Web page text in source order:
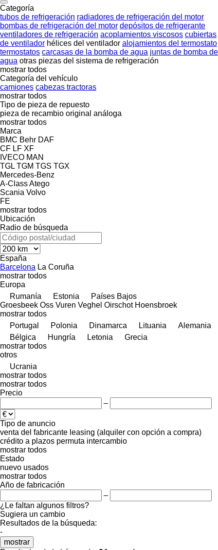
Categoría
tubos de refrigeración radiadores de refrigeración del motor
bombas de refrigeración del motor depósitos de refrigerante
ventiladores de refrigeración acoplamientos viscosos cubiertas
de ventilador hélices del ventilador alojamientos del termostato
termostatos carcasas de la bomba de agua juntas de bomba de
agua otras piezas del sistema de refrigeración
mostrar todos
Categoría del vehículo
camiones cabezas tractoras
mostrar todos
Tipo de pieza de repuesto
pieza de recambio original análoga
mostrar todos
Marca
BMC Behr DAF
CF LF XF
IVECO MAN
TGL TGM TGS TGX
Mercedes-Benz
A-ClassAtego
Scania Volvo
FE
mostrar todos
Ubicación
Radio de búsqueda
España
Barcelona La Coruña
mostrar todos
Europa
Rumanía
Estonia
Países Bajos
Groesbeek Oss Vuren Veghel Oirschot Hoensbroek
mostrar todos
Portugal
Polonia Dinamarca Lituania
Alemania
Bélgica
Hungría Letonia
Grecia
mostrar todos
otros
Ucrania
mostrar todos
mostrar todos
Precio
–
Tipo de anuncio
venta del fabricante leasing (alquiler con opción a compra)
crédito a plazos permuta intercambio
mostrar todos
Estado
nuevo usados
mostrar todos
Año de fabricación
–
¿Le faltan algunos filtros?
Sugiera un cambio
Resultados de la búsqueda:
-
mostrar